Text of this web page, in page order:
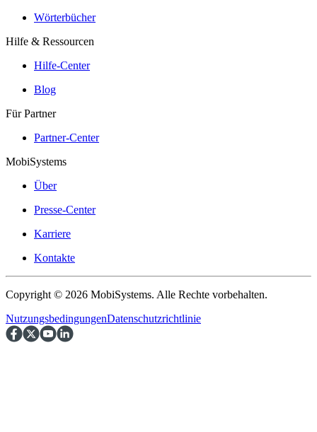
Wörterbücher
Hilfe & Ressourcen
Hilfe-Center
Blog
Für Partner
Partner-Center
MobiSystems
Über
Presse-Center
Karriere
Kontakte
Copyright © 2026 MobiSystems. Alle Rechte vorbehalten.
NutzungsbedingungenDatenschutzrichtlinie